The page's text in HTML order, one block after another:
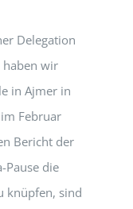
Delegation
haben wir
in Ajmer in
Februar
Bericht der
Pause die
knüpfen, sind